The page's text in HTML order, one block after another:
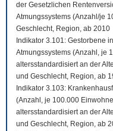
der Gesetzlichen
Atmungssystems (Anzahl/je
Geschlecht, Region, ab 2010
Indikator 3.101: Gestorbene
Atmungssystems (Anzahl, je
altersstandardisiert an der
und Geschlecht, Region, ab
Indikator 3.103:
(Anzahl, je 100.000
altersstandardisiert an der
und Geschlecht, Region, ab